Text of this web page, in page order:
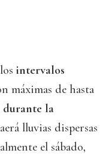
intervalos
máximas de hasta
la
lluvias dispersas
el sábado,